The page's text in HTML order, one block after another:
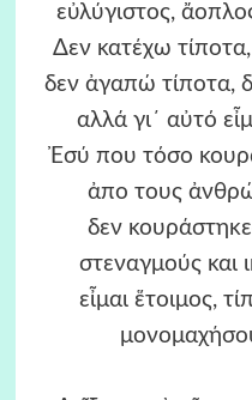
εὐλύγιστος,
Δεν κατέχω
δεν ἀγαπώ τίποτα,
αλλά γι΄ αὐτό
Ἐσύ που τόσο
ἀπο τους
δεν
στεναγμούς και
εἶμαι ἕτοιμος,